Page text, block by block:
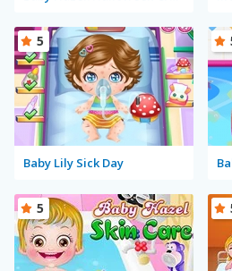
Baby Lily Sick Day
5
5